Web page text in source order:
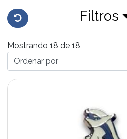
Filtros
Mostrando 18 de 18